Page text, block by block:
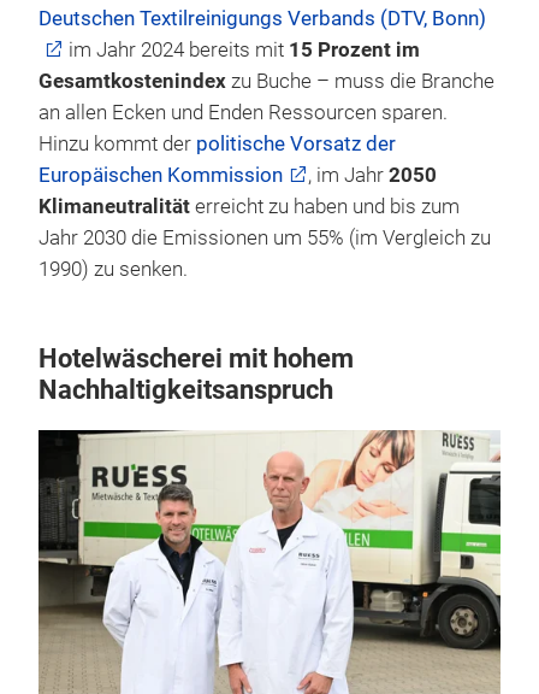
Deutschen Textilreinigungs Verbands (DTV, Bonn)
im Jahr 2024 bereits mit 15 Prozent im
Gesamtkostenindex zu Buche – muss die Branche
an allen Ecken und Enden Ressourcen sparen.
Hinzu kommt der politische Vorsatz der
Europäischen Kommission
, im Jahr 2050
Klimaneutralität erreicht zu haben und bis zum
Jahr 2030 die Emissionen um 55% (im Vergleich zu
1990) zu senken.
Hotelwäscherei mit hohem
Nachhaltigkeitsanspruch